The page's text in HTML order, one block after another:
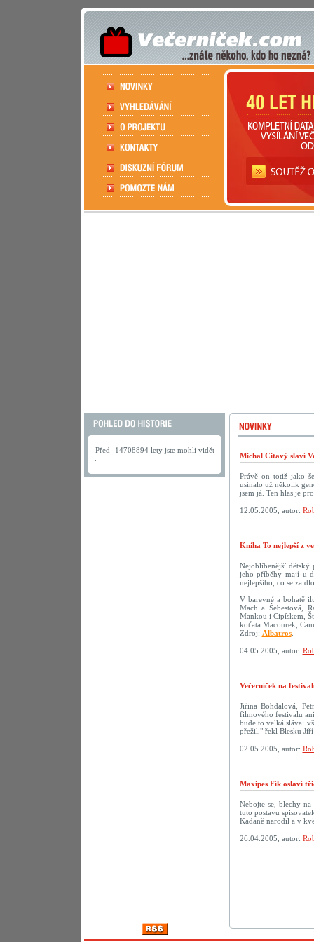
Před -14708894 lety jste mohli vidět
Michal Citavý slaví
Právě on totiž jako
usínalo už několik
jsem já. Ten hlas je
12.05.2005, autor:
Kniha To nejlepší z
Nejoblíbenější dětský
jeho příběhy mají u
nejlepšího, co se za
V barevné a bohatě
Mach a Šebestová,
Mankou i Cipískem,
koťata Macourek,
Zdroj: Albatros.
04.05.2005, autor:
Večerníček na
Jiřina Bohdalová,
filmového festivalu
bude to velká sláva:
přežil," řekl Blesku
02.05.2005, autor:
Maxipes Fík oslaví
Nebojte se, blechy
tuto postavu
Kadaně narodil a v
26.04.2005, autor: